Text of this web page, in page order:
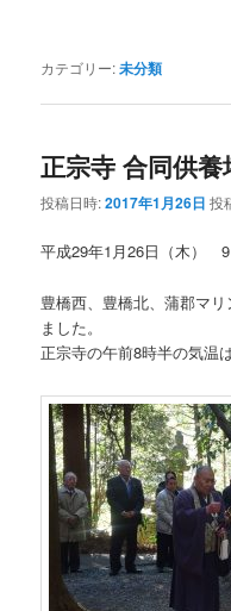
カテゴリー:未分類
正宗寺 合同供
投稿日時:2017年1月26日 投
平成29年1月26日（木）
豊橋西、豊橋北、蒲郡マ
ました。
正宗寺の午前8時半の気温